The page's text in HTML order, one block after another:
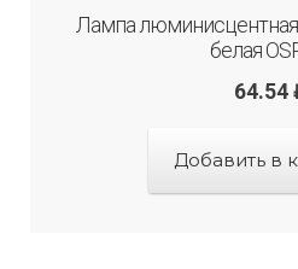
Лампа люминисцентная
белая
64.54
Добавить в